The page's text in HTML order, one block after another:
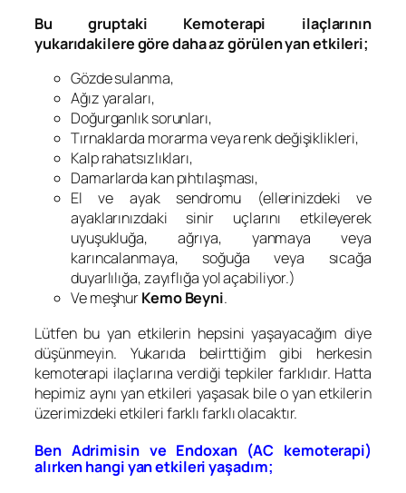
Bu gruptaki Kemoterapi ilaçlarının
yukarıdakilere göre daha az görülen yan etkileri;
Gözde sulanma,
Ağız yaraları,
Doğurganlık sorunları,
Tırnaklarda morarma veya renk değişiklikleri,
Kalp rahatsızlıkları,
Damarlarda kan pıhtılaşması,
El ve ayak sendromu (ellerinizdeki ve
ayaklarınızdaki sinir uçlarını etkileyerek
uyuşukluğa, ağrıya, yanmaya veya
karıncalanmaya, soğuğa veya sıcağa
duyarlılığa, zayıflığa yol açabiliyor.)
Ve meşhurKemo Beyni.
Lütfen bu yan etkilerin hepsini yaşayacağım diye
düşünmeyin. Yukarıda belirttiğim gibi herkesin
kemoterapi ilaçlarına verdiği tepkiler farklıdır. Hatta
hepimiz aynı yan etkileri yaşasak bile o yan etkilerin
üzerimizdeki etkileri farklı farklı olacaktır.
Ben Adrimisin ve Endoxan (AC kemoterapi)
alırken hangi yan etkileri yaşadım;